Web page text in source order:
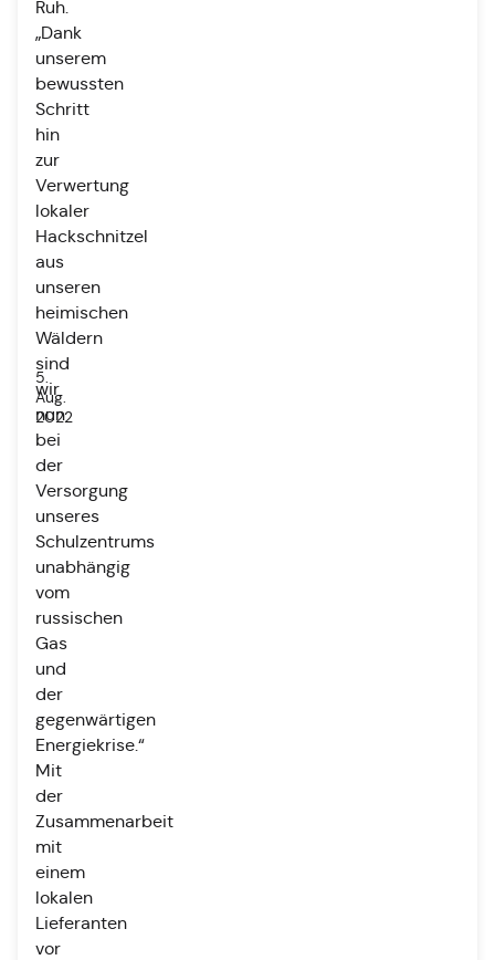
5.
Aug.
2022
Ruh.
„Dank
unserem
bewussten
Schritt
hin
zur
Verwertung
lokaler
Hackschnitzel
aus
unseren
heimischen
Wäldern
sind
wir
nun
bei
der
Versorgung
unseres
Schulzentrums
unabhängig
vom
russischen
Gas
und
der
gegenwärtigen
Energiekrise.“
Mit
der
Zusammenarbeit
mit
einem
lokalen
Lieferanten
vor